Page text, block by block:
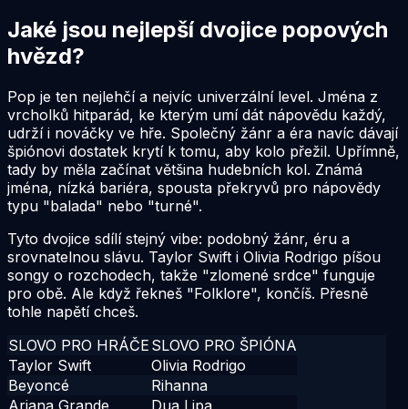
Jaké jsou nejlepší dvojice popových
hvězd?
Pop je ten nejlehčí a nejvíc univerzální level. Jména z
vrcholků hitparád, ke kterým umí dát nápovědu každý,
udrží i nováčky ve hře. Společný žánr a éra navíc dávají
špiónovi dostatek krytí k tomu, aby kolo přežil. Upřímně,
tady by měla začínat většina hudebních kol. Známá
jména, nízká bariéra, spousta překryvů pro nápovědy
typu "balada" nebo "turné".
Tyto dvojice sdílí stejný vibe: podobný žánr, éru a
srovnatelnou slávu. Taylor Swift i Olivia Rodrigo píšou
songy o rozchodech, takže "zlomené srdce" funguje
pro obě. Ale když řekneš "Folklore", končíš. Přesně
tohle napětí chceš.
SLOVO PRO HRÁČE SLOVO PRO ŠPIÓNA
Taylor Swift
Olivia Rodrigo
Beyoncé
Rihanna